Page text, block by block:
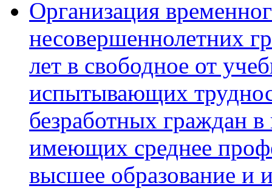
Организация
несовершеннолетних
лет в свободное от
испытывающих
безработных граждан в
имеющих среднее
высшее образование и